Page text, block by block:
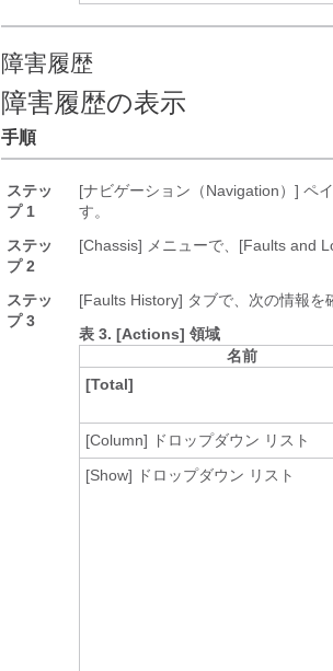
障害履歴
障害履歴の表示
手順
ステッ
プ 1
[ナビゲーション（Navigation）] ペ
す。
ステッ
プ 2
[Chassis] メニューで、[Faults and
ステッ
プ 3
[Faults History] タブで、次の情報を
表 3. [Actions] 領域
名前
[Total]
[Column] ドロップダウン リスト
[Show] ドロップダウン リスト